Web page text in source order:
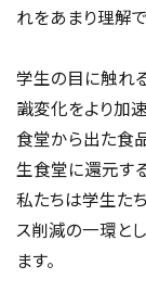
れをあまり理解
学生の目に触れ
識変化をより加
食堂から出た食
生食堂に還元す
私たちは学生た
ス削減の一環と
ます。